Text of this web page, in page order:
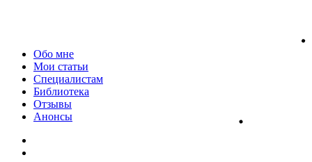
Обо мне
Мои статьи
Специалистам
Библиотека
Отзывы
Анонсы